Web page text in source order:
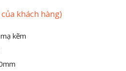
khách hàng)
kẽm